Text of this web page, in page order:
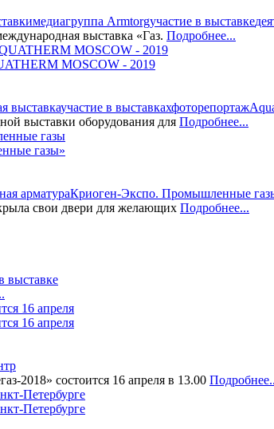
медиагруппа Armtorgучастие в выставке
выставка «Газ. Подробнее...
MOSCOW - 2019
выставкаучастие в выставкахфоторепортаж
выставки оборудования для Подробнее...
газы»
арматураКриоген-Экспо. Промышленные
свои двери для желающих Подробнее...
выставке
16 апреля
2018» состоится 16 апреля в 13.00
Петербурге